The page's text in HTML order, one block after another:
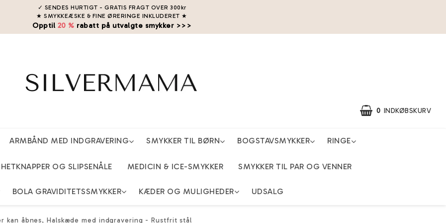
✓ SENDES HURTIGT - GRATIS FRAGT OVER 300kr
★ SMYKKEÆSKE & FINE ØRERINGE INKLUDERET ★
Opptil 20 % rabatt på utvalgte smykker >>>
0 INDKØBSKURV
ARMBÅND MED INDGRAVERING SMYKKER TIL BØRN BOGSTAVSMYKKER RINGE
OG SLIPSENÅLE MEDICIN & ICE-SMYKKER SMYKKER TIL PAR OG VENNER
BOLA GRAVIDITETSSMYKKER KÆDER OG MULIGHEDER UDSALG
kan åbnes, Halskæde med indgravering - Rustfrit stål